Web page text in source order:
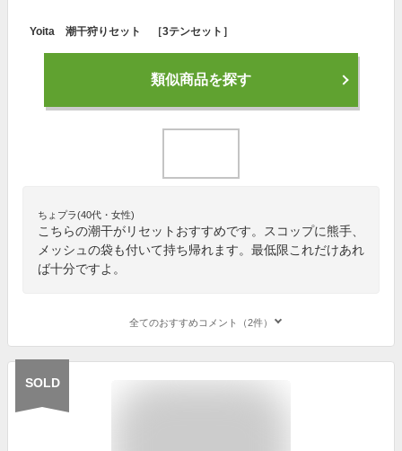
Yoita 潮干狩りセット ［3テンセット］
類似商品を探す
ちょプラ(40代・女性)
こちらの潮干がリセットおすすめです。スコップに熊手、
メッシュの袋も付いて持ち帰れます。最低限これだけあれ
ば十分ですよ。
全てのおすすめコメント（2件）
SOLD